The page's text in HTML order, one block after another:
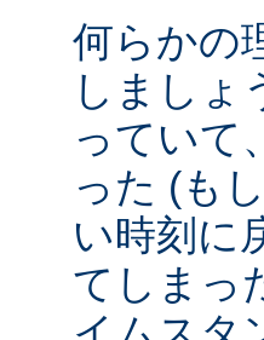
何らかの
しましょ
っていて
った (も
い時刻に
てしまっ